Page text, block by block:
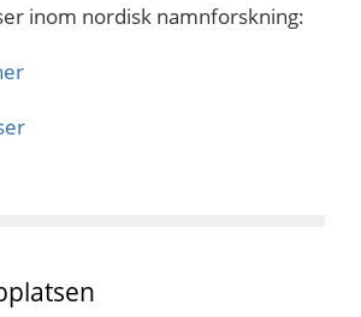
inom nordisk namnforskning: